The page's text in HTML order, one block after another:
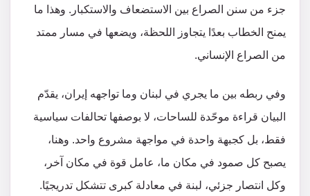
جزء من سنن الصراع بين الاستضعاف والاستكبار. وهذا ما
يمنح الخطاب بعدًا يتجاوز اللحظة، ويضعها في مسار ممتد
من الصراع الإنساني.
وفي ربطه بين ما يجري في لبنان وما تواجهه إيران، يقدّم
البيان قراءة موحّدة للساحات، لا بوصفها تحالفات سياسية
فقط، بل كجبهة واحدة في مواجهة مشروع واحد. وهنا،
يصبح كل صمود في مكان ما، عامل قوة في مكان آخر،
وكل انتصار جزئي، لبنة في معادلة كبرى تتشكل تدريجيًا.